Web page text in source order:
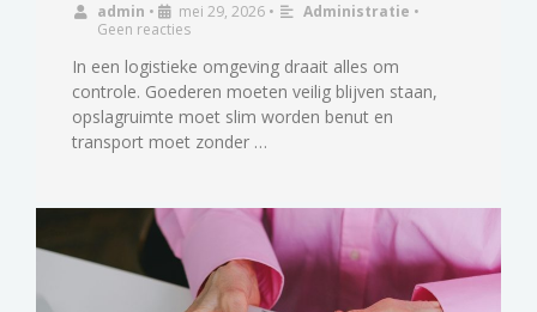
admin • mei 29, 2026 • Administratie •
Geen reacties
In een logistieke omgeving draait alles om
controle. Goederen moeten veilig blijven staan,
opslagruimte moet slim worden benut en
transport moet zonder …